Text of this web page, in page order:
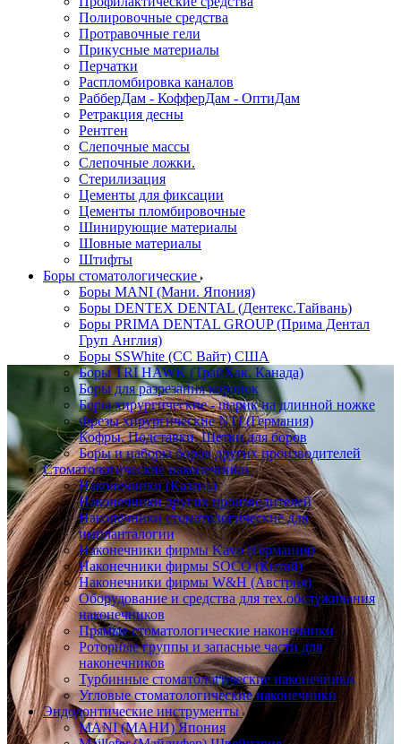
Полировочные средства
Протравочные гели
Прикусные материалы
Перчатки
Распломбировка каналов
РабберДам - КофферДам - ОптиДам
Ретракция десны
Рентген
Слепочные массы
Слепочные ложки.
Стерилизация
Цементы для фиксации
Цементы пломбировочные
Шинирующие материалы
Шовные материалы
Штифты
Боры стоматологические
Боры MANI (Мани. Япония)
Боры DENTEX DENTAL (Дентекс.Тайвань)
Боры PRIMA DENTAL GROUP (Прима Дентал
Груп Англия)
Боры SSWhite (СС Вайт) США
Боры TRI HAWK (ТрайХак. Канада)
Боры для разрезания коронок
Боры хирургические - шарик на длинной ножке
Фрезы хирургические NTI (Германия)
Кофры. Подставки. Щетки для боров
Боры и наборы боров других производителей
Стоматологические наконечники
Наконечники (Казань)
Наконечники других производителей
Наконечники стоматологические для
импланталогии
Наконечники фирмы Kavo (Германия)
Наконечники фирмы SOCO (Китай)
Наконечники фирмы W&H (Австрия)
Оборудование и средства для тех.обслуживания
наконечников
Прямые стоматологические наконечники
Роторные группы и запасные части для
наконечников
Турбинные стоматологические наконечники
Угловые стоматологические наконечники
Эндодонтические инструменты
MANI (МАНИ) Япония